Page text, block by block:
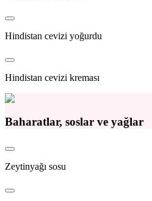
Hindistan cevizi yoğurdu
Hindistan cevizi kreması
Baharatlar, soslar ve yağlar
Zeytinyağı sosu